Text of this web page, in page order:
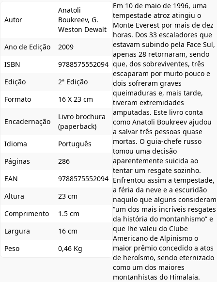
Autor
Anatoli
Boukreev, G.
Weston Dewalt
Ano de Edição
2009
ISBN
9788575552094
Edição
2ª Edição
Formato
16 X 23 cm
Encadernação
Livro brochura
(paperback)
Idioma
Português
Páginas
286
EAN
9788575552094
Altura
23 cm
Comprimento
1.5 cm
Largura
16 cm
Peso
0,46 Kg
Em 10 de maio de 1996, uma
tempestade atroz atingiu o
Monte Everest por mais de dez
horas. Dos 33 escaladores que
estavam subindo pela Face Sul,
apenas 28 retornaram, sendo
que, dos sobreviventes, três
escaparam por muito pouco e
dois sofreram graves
queimaduras e, mais tarde,
tiveram extremidades
amputadas. Este livro conta
como Anatoli Boukreev ajudou
a salvar três pessoas quase
mortas. O guia-chefe russo
tomou uma decisão
aparentemente suicida ao
tentar um resgate sozinho.
Enfrentou assim a tempestade,
a féria da neve e a escuridão
naquilo que alguns consideram
“um dos mais incríveis resgates
da história do montanhismo” e
que lhe valeu do Clube
Americano de Alpinismo o
maior prêmio concedido a atos
de heroísmo, sendo eternizado
como um dos maiores
montanhistas do Himalaia.